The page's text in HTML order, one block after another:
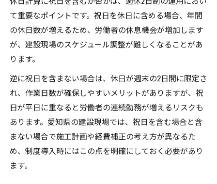
て重要なポイントです。祝日を休日に含める場合、年間
の休日数が増えるため、労働者の休息機会が増加します
が、建設現場のスケジュール調整が難しくなることがあ
ります。
逆に祝日を含まない場合は、休日が週末の2日間に限定さ
れ、作業日数が確保しやすいメリットがありますが、祝
日が平日に重なると労働者の連続勤務が増えるリスクも
あります。愛知県の建設現場では、祝日を含む場合と含
まない場合で施工計画や経費補正の考え方が異なるた
め、制度導入時にはこの点を明確にしておく必要があり
ます。